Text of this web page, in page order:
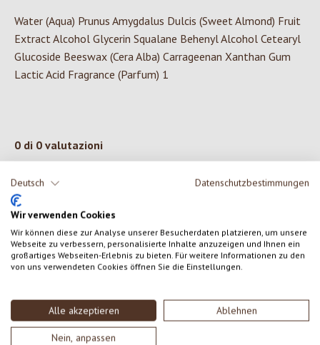
Deutsch Datenschutzbestimmungen
Wir verwenden Cookies
Wir können diese zur Analyse unserer Besucherdaten platzieren, um unsere
Webseite zu verbessern, personalisierte Inhalte anzuzeigen und Ihnen ein
großartiges Webseiten-Erlebnis zu bieten. Für weitere Informationen zu den
von uns verwendeten Cookies öffnen Sie die Einstellungen.
Alle akzeptieren Ablehnen
Nein, anpassen
Water (Aqua) Prunus Amygdalus Dulcis (Sweet Almond) Fruit
Extract Alcohol Glycerin Squalane Behenyl Alcohol Cetearyl
Glucoside Beeswax (Cera Alba) Carrageenan Xanthan Gum
Lactic Acid Fragrance (Parfum) 1
0 di 0 valutazioni
Valutazione media di 0 su 5 stelle
Formula una valutazione!
Condividi le tue esperienze con il prodotto con altri clienti.
SCRIVERE UNA RECENSIONE